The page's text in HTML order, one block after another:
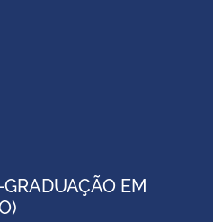
EM